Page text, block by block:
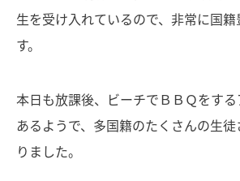
生を受け入れているので、非常に国
す。
本日も放課後、ビーチでＢＢＱをす
あるようで、多国籍のたくさんの生
りました。